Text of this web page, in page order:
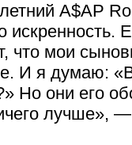
A$AP
искренность.
что мои
И я думаю:
Но они его
лучше»,